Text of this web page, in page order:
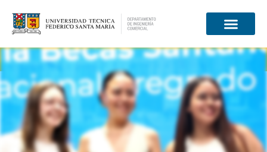
Información para